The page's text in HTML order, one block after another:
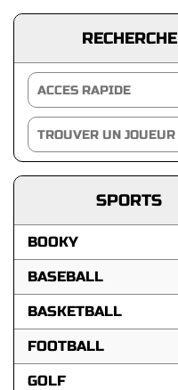
RECHERCHE
SPORTS
BOOKY
BASEBALL
BASKETBALL
FOOTBALL
GOLF